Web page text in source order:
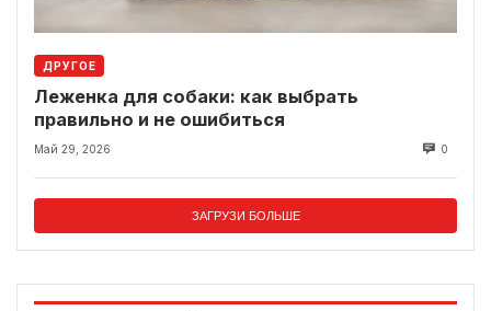
ДРУГОЕ
Леженка для собаки: как выбрать
правильно и не ошибиться
Май 29, 2026 0
ЗАГРУЗИ БОЛЬШЕ